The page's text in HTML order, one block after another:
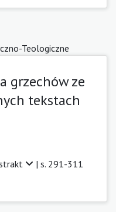
Teologiczne
grzechów ze
tekstach
| s. 291-311